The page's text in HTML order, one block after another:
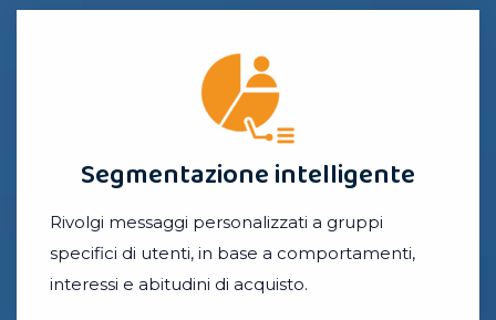
Segmentazione intelligente
Rivolgi messaggi personalizzati a gruppi
specifici di utenti, in base a comportamenti,
interessi e abitudini di acquisto.